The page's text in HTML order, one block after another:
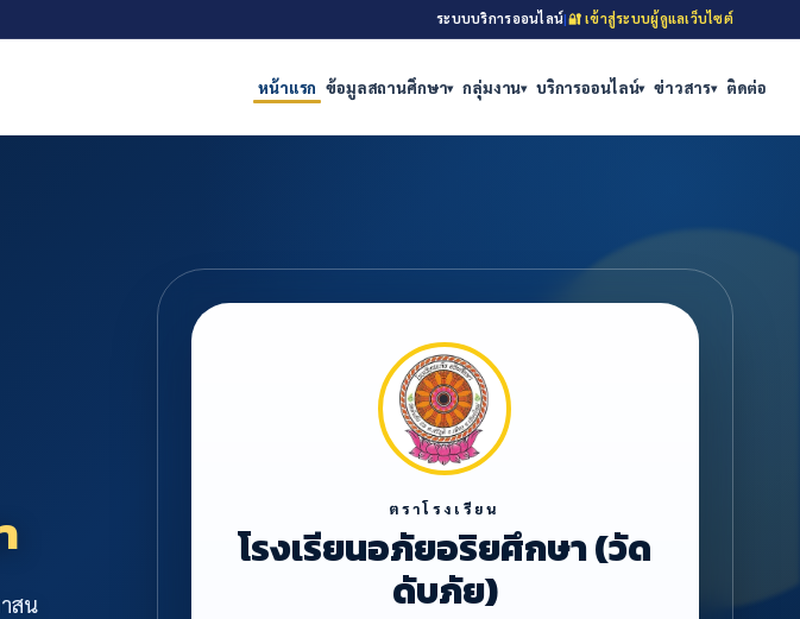
ระบบบริการออนไลน์|🔐 เข้าสู่ระบบผู้ดูแลเว็บไซต์
หน้าแรก ข้อมูลสถานศึกษา▾ กลุ่มงาน▾ บริการออนไลน์▾ ข่าวสาร▾ ติดต่อ
สน
ตราโรงเรียน
โรงเรียนอภัยอริยศึกษา (วัด
ดับภัย)